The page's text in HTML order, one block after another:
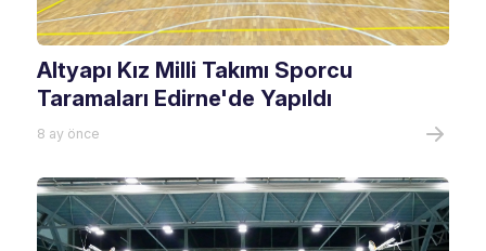
Altyapı Kız Milli Takımı Sporcu
Taramaları Edirne'de Yapıldı
8 ay önce